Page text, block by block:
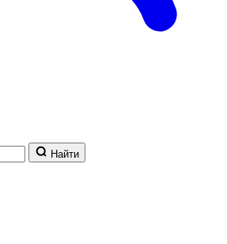
Найти